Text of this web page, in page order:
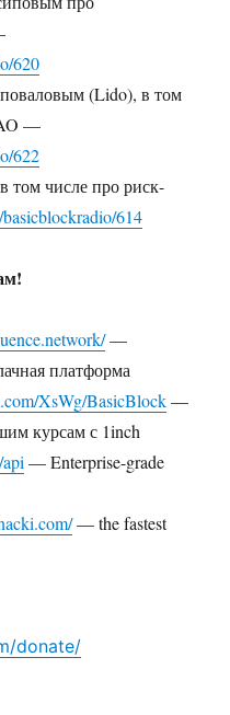
620
(Lido), в том
—
622
том числе про риск-
614
—
платформа
XsWg/BasicBlock—
курсам с 1inch
— Enterprise-grade
— the fastest
donate/